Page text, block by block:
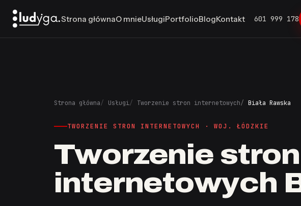
Strona głównaO mnieUsługiPortfolioBlogKontakt 601 999 178
Strona główna Usługi Tworzenie stron internetowych Biała Rawska
TWORZENIE STRON INTERNETOWYCH · WOJ. ŁÓDZKIE
Tworzenie stron
internetowych